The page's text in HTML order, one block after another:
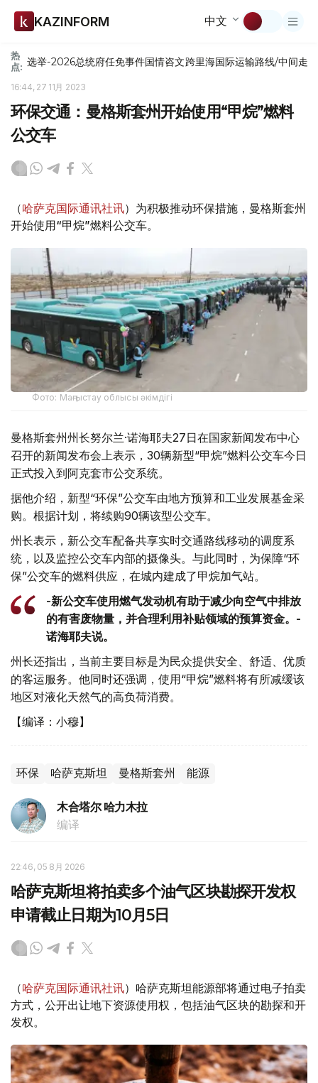
KAZINFORM 中文
热
点: 选举-2026总统府任免事件国情咨文跨里海国际运输路线/中间走廊
16:44, 27 11月 2023
环保交通：曼格斯套州开始使用“甲烷”燃料
公交车
（哈萨克国际通讯社讯）为积极推动环保措施，曼格斯套州
开始使用“甲烷”燃料公交车。
Фото: Маңғыстау облысы әкімдігі
曼格斯套州州长努尔兰·诺海耶夫27日在国家新闻发布中心
召开的新闻发布会上表示，30辆新型“甲烷”燃料公交车今日
正式投入到阿克套市公交系统。
据他介绍，新型“环保”公交车由地方预算和工业发展基金采
购。根据计划，将续购90辆该型公交车。
州长表示，新公交车配备共享实时交通路线移动的调度系
统，以及监控公交车内部的摄像头。与此同时，为保障“环
保”公交车的燃料供应，在城内建成了甲烷加气站。
-新公交车使用燃气发动机有助于减少向空气中排放
的有害废物量，并合理利用补贴领域的预算资金。-
诺海耶夫说。
州长还指出，当前主要目标是为民众提供安全、舒适、优质
的客运服务。他同时还强调，使用“甲烷”燃料将有所减缓该
地区对液化天然气的高负荷消费。
【编译：小穆】
环保 哈萨克斯坦 曼格斯套州 能源
木合塔尔 哈力木拉
编译
22:46, 05 8月 2026
哈萨克斯坦将拍卖多个油气区块勘探开发权
申请截止日期为10月5日
（哈萨克国际通讯社讯）哈萨克斯坦能源部将通过电子拍卖
方式，公开出让地下资源使用权，包括油气区块的勘探和开
发权。